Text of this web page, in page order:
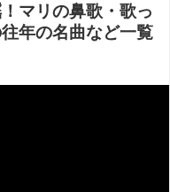
マリの鼻歌・歌っ
年の名曲など一覧